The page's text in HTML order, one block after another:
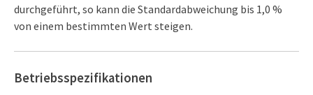
durchgeführt, so kann die Standardabweichung bis 1,0 %
von einem bestimmten Wert steigen.
Betriebsspezifikationen